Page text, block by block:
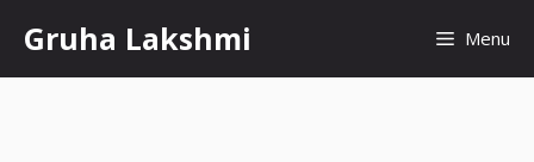
content
Gruha Lakshmi Menu